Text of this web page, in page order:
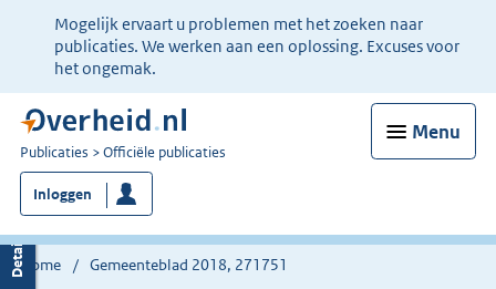
Ter
informatie:
Mogelijk ervaart u problemen met het zoeken naar
publicaties. We werken aan een oplossing. Excuses voor
het ongemak.
Menu
U
bent
nu
hier:
Publicaties Officiële publicaties
Inloggen
Home Gemeenteblad 2018, 271751